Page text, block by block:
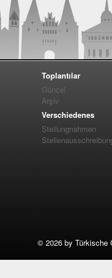
Toplantılar
Güncel
Arşiv
Verschiedenes
Stellungnahmen
© 2026 by Türkische